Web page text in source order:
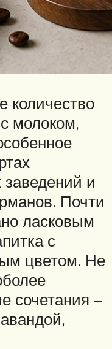
количество
молоком,
и
Почти
ласковым
с
цветом. Не
сочетания –